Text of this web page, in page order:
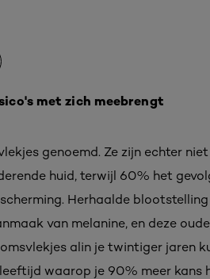
met zich meebrengt
genoemd. Ze zijn echter
huid, terwijl 60% het
Herhaalde
van melanine, en deze
alin je twintiger jaren
waarop je 90% meer kans